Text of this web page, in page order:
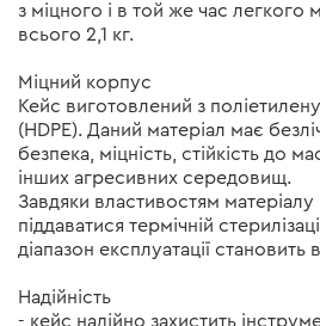
з міцного і в той же час легкого
всього 2,1 кг.
Міцний корпус
Кейс виготовлений з
(HDPE). Даний матеріал має
безпека, міцність, стійкість до
інших агресивних середовищ.
Завдяки властивостям
піддаватися термічній
діапазон експлуатації становить
Надійність
- кейс надійно захистить